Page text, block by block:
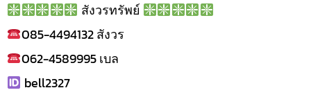
สังวรทรัพย์
085-4494132 สังวร
062-4589995 เบล
bell2327